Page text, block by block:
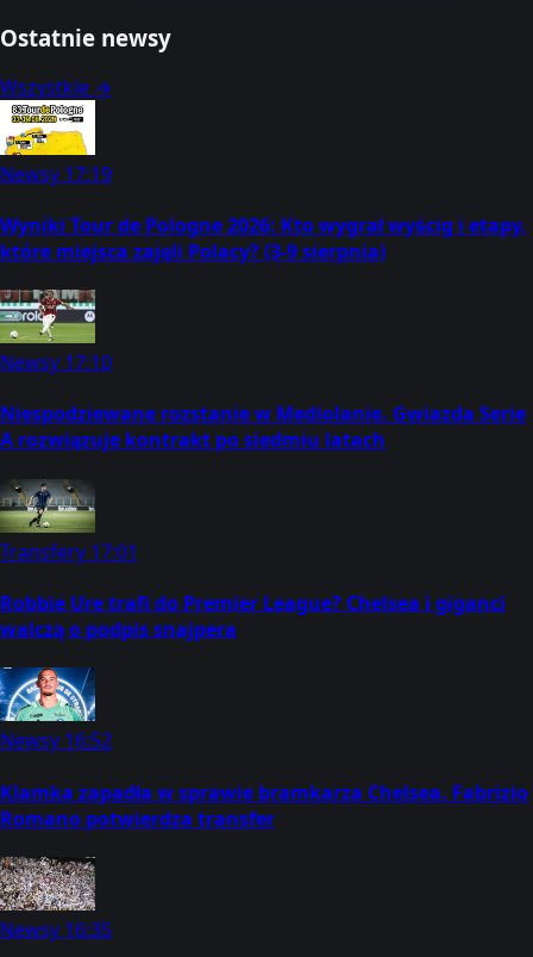
Ostatnie newsy
Wszystkie →
Newsy 17:19
Wyniki Tour de Pologne 2026: Kto wygrał wyścig i etapy,
które miejsca zajęli Polacy? (3-9 sierpnia)
Newsy 17:10
Niespodziewane rozstanie w Mediolanie. Gwiazda Serie
A rozwiązuje kontrakt po siedmiu latach
Transfery 17:01
Robbie Ure trafi do Premier League? Chelsea i giganci
walczą o podpis snajpera
Newsy 16:52
Klamka zapadła w sprawie bramkarza Chelsea. Fabrizio
Romano potwierdza transfer
Newsy 16:35